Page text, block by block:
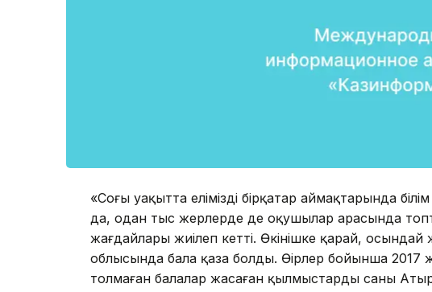
«Соңғы уақытта еліміздің бірқатар аймақтарында
да, одан тыс жерлерде де оқушылар арасында
жағдайлары жиілеп кетті. Өкінішке қарай,
облысында бала қаза болды. Өңірлер бойынша
толмаған балалар жасаған қылмыстардың саны